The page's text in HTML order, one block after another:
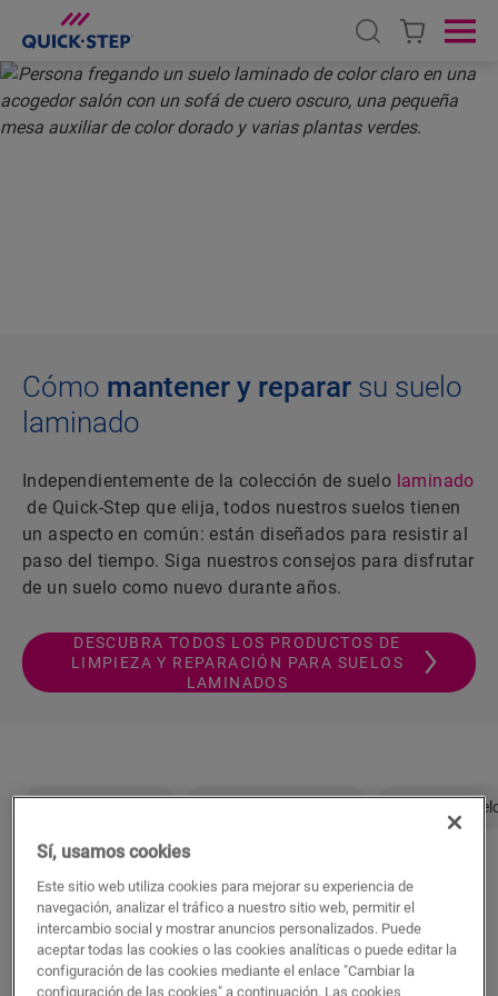
Open search
Cómo mantener y reparar su suelo
laminado
Independientemente de la colección de suelo laminado
de Quick-Step que elija, todos nuestros suelos tienen
un aspecto en común: están diseñados para resistir al
paso del tiempo. Siga nuestros consejos para disfrutar
de un suelo como nuevo durante años.
DESCUBRA TODOS LOS PRODUCTOS DE
LIMPIEZA Y REPARACIÓN PARA SUELOS
LAMINADOS
Repare su
Limpie su laminado Quick-Step
paso a paso
Sí, usamos cookies
Este sitio web utiliza cookies para mejorar su experiencia de
navegación, analizar el tráfico a nuestro sitio web, permitir el
intercambio social y mostrar anuncios personalizados. Puede
aceptar todas las cookies o las cookies analíticas o puede editar la
configuración de las cookies mediante el enlace "Cambiar la
configuración de las cookies" a continuación. Las cookies